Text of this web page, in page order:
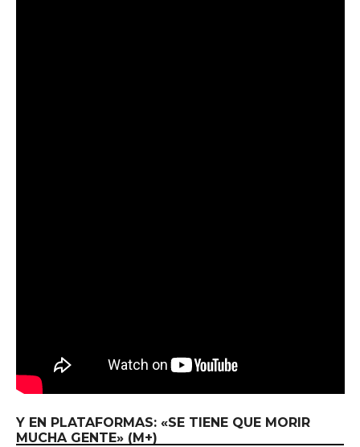
Y EN PLATAFORMAS: «SE TIENE QUE MORIR
MUCHA GENTE» (M+)